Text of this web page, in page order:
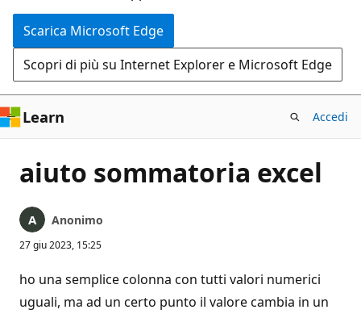
Scarica Microsoft Edge
Scopri di più su Internet Explorer e Microsoft Edge
Learn Accedi
aiuto sommatoria excel
Anonimo
27 giu 2023, 15:25
ho una semplice colonna con tutti valori numerici
uguali, ma ad un certo punto il valore cambia in un